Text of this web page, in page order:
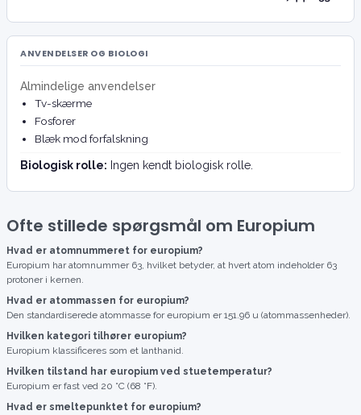
ANVENDELSER OG BIOLOGI
Almindelige anvendelser
Tv-skærme
Fosforer
Blæk mod forfalskning
Biologisk rolle: Ingen kendt biologisk rolle.
Ofte stillede spørgsmål om Europium
Hvad er atomnummeret for europium?
Europium har atomnummer 63, hvilket betyder, at hvert atom indeholder 63
protoner i kernen.
Hvad er atommassen for europium?
Den standardiserede atommasse for europium er 151.96 u (atommassenheder).
Hvilken kategori tilhører europium?
Europium klassificeres som et lanthanid.
Hvilken tilstand har europium ved stuetemperatur?
Europium er fast ved 20 °C (68 °F).
Hvad er smeltepunktet for europium?